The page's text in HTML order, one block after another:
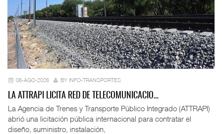
06-AGO-2026 BY INFO-TRANSPORTES
LA ATTRAPI LICITA RED DE TELECOMUNICACIO…
La Agencia de Trenes y Transporte Público Integrado (ATTRAPI)
abrió una licitación pública internacional para contratar el
diseño, suministro, instalación,